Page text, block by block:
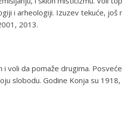
i arheologiji. Izuzev tekuće,
2013.
i voli da pomaže drugima.
slobodu. Godine Konja su